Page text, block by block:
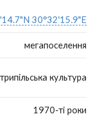
30°32'15.9"E
мегапоселення
культура
1970-ті роки